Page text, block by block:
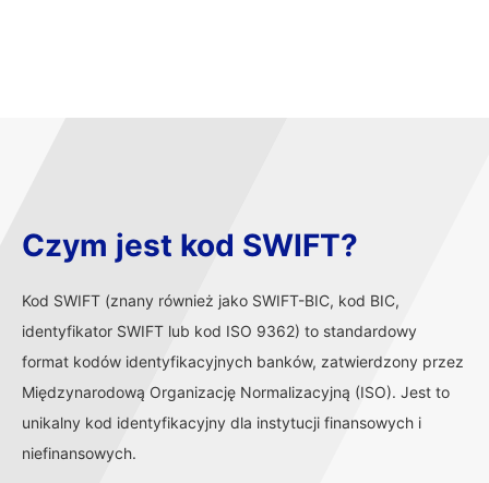
Czym jest kod SWIFT?
Kod SWIFT (znany również jako SWIFT-BIC, kod BIC,
identyfikator SWIFT lub kod ISO 9362) to standardowy
format kodów identyfikacyjnych banków, zatwierdzony przez
Międzynarodową Organizację Normalizacyjną (ISO). Jest to
unikalny kod identyfikacyjny dla instytucji finansowych i
niefinansowych.